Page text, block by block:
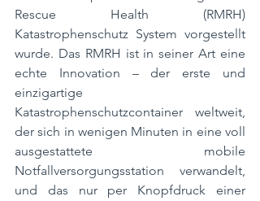
Rescue Health (RMRH)
Katastrophenschutz System vorgestellt
wurde. Das RMRH ist in seiner Art eine
echte Innovation – der erste und
einzigartige
Katastrophenschutzcontainer weltweit,
der sich in wenigen Minuten in eine voll
ausgestattete mobile
Notfallversorgungsstation verwandelt,
und das nur per Knopfdruck einer